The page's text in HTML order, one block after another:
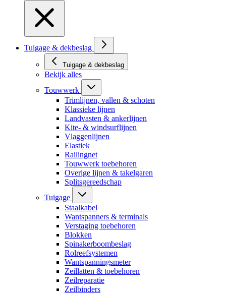
Tuigage & dekbeslag
Tuigage & dekbeslag
Bekijk alles
Touwwerk
Trimlijnen, vallen & schoten
Klassieke lijnen
Landvasten & ankerlijnen
Kite- & windsurflijnen
Vlaggenlijnen
Elastiek
Railingnet
Touwwerk toebehoren
Overige lijnen & takelgaren
Splitsgereedschap
Tuigage
Staalkabel
Wantspanners & terminals
Verstaging toebehoren
Blokken
Spinakerboombeslag
Rolreefsystemen
Wantspanningsmeter
Zeillatten & toebehoren
Zeilreparatie
Zeilbinders